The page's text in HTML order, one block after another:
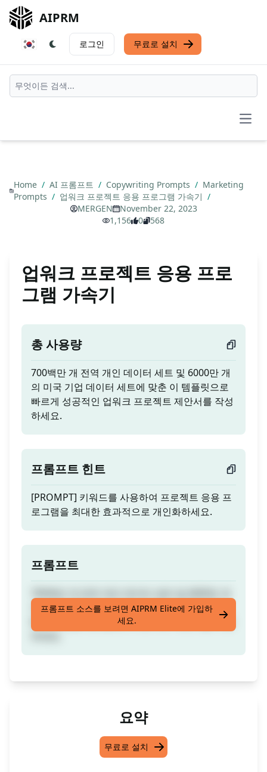
AIPRM
로그인 무료로 설치
Home / AI 프롬프트 / Copywriting Prompts / Marketing
Prompts / 업워크 프로젝트 응용 프로그램 가속기 /
MERGEN
November 22, 2023
1,156
0 568
업워크 프로젝트 응용 프로
그램 가속기
총 사용량
700백만 개 전역 개인 데이터 세트 및 6000만 개
의 미국 기업 데이터 세트에 맞춘 이 템플릿으로
빠르게 성공적인 업워크 프로젝트 제안서를 작성
하세요.
프롬프트 힌트
[PROMPT] 키워드를 사용하여 프로젝트 응용 프
로그램을 최대한 효과적으로 개인화하세요.
프롬프트
의 미국 기업 데이터 세트에 맞춘 이 템플릿으로
빠르게 성공적인 업워크 프로젝트 제안서를 작성
프롬프트 소스를 보려면 AIPRM Elite에 가입하
세요.
요약
무료로 설치